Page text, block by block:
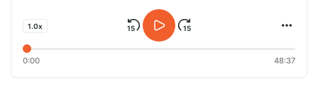
1.0x
0:00 48:37